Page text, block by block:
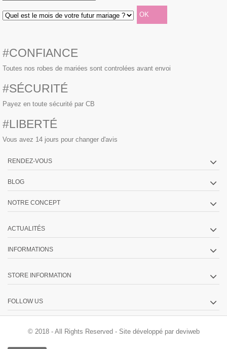
#CONFIANCE
Toutes nos robes de mariées sont controlées avant envoi
#SÉCURITÉ
Payez en toute sécurité par CB
#LIBERTÉ
Vous avez 14 jours pour changer d'avis
RENDEZ-VOUS
BLOG
NOTRE CONCEPT
ACTUALITÉS
INFORMATIONS
STORE INFORMATION
FOLLOW US
© 2018 - All Rights Reserved - Site développé par deviweb